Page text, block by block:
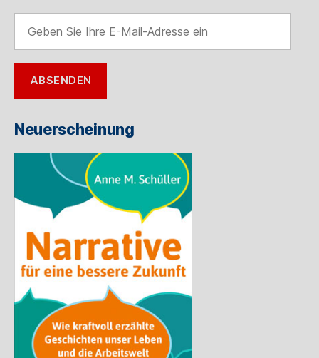
Sie
Ihre
E-
Mail-
Adresse
ABSENDEN
Neuerscheinung